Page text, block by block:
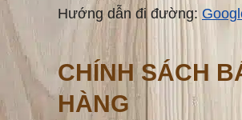
Hướng dẫn đi đường:
CHÍNH SÁCH
HÀNG